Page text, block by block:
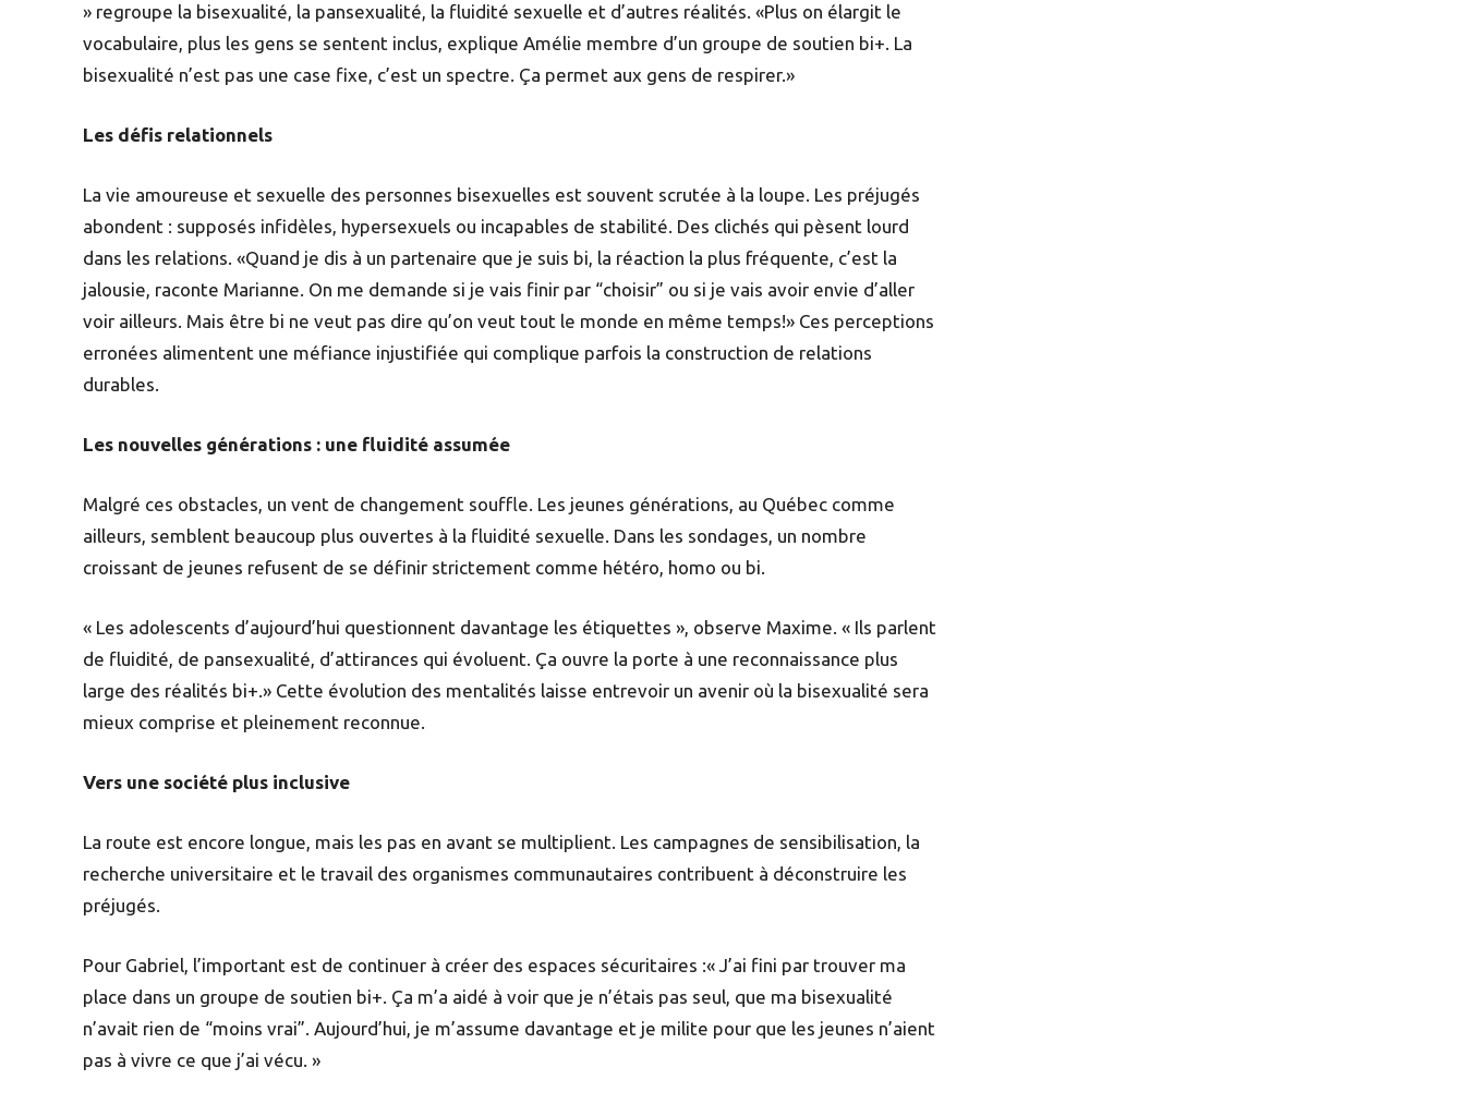
» regroupe la bisexualité, la pansexualité, la fluidité sexuelle et d’autres réalités. «Plus on élargit le
vocabulaire, plus les gens se sentent inclus, explique Amélie membre d’un groupe de soutien bi+. La
bisexualité n’est pas une case fixe, c’est un spectre. Ça permet aux gens de respirer.»
Les défis relationnels
La vie amoureuse et sexuelle des personnes bisexuelles est souvent scrutée à la loupe. Les préjugés
abondent : supposés infidèles, hypersexuels ou incapables de stabilité. Des clichés qui pèsent lourd
dans les relations. «Quand je dis à un partenaire que je suis bi, la réaction la plus fréquente, c’est la
jalousie, raconte Marianne. On me demande si je vais finir par “choisir” ou si je vais avoir envie d’aller
voir ailleurs. Mais être bi ne veut pas dire qu’on veut tout le monde en même temps!» Ces perceptions
erronées alimentent une méfiance injustifiée qui complique parfois la construction de relations
durables.
Les nouvelles générations : une fluidité assumée
Malgré ces obstacles, un vent de changement souffle. Les jeunes générations, au Québec comme
ailleurs, semblent beaucoup plus ouvertes à la fluidité sexuelle. Dans les sondages, un nombre
croissant de jeunes refusent de se définir strictement comme hétéro, homo ou bi.
« Les adolescents d’aujourd’hui questionnent davantage les étiquettes », observe Maxime. « Ils parlent
de fluidité, de pansexualité, d’attirances qui évoluent. Ça ouvre la porte à une reconnaissance plus
large des réalités bi+.» Cette évolution des mentalités laisse entrevoir un avenir où la bisexualité sera
mieux comprise et pleinement reconnue.
Vers une société plus inclusive
La route est encore longue, mais les pas en avant se multiplient. Les campagnes de sensibilisation, la
recherche universitaire et le travail des organismes communautaires contribuent à déconstruire les
préjugés.
Pour Gabriel, l’important est de continuer à créer des espaces sécuritaires :« J’ai fini par trouver ma
place dans un groupe de soutien bi+. Ça m’a aidé à voir que je n’étais pas seul, que ma bisexualité
n’avait rien de “moins vrai”. Aujourd’hui, je m’assume davantage et je milite pour que les jeunes n’aient
pas à vivre ce que j’ai vécu. »